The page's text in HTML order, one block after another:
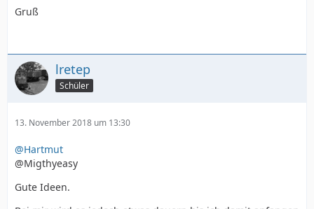
Gruß
lretep
Schüler
13. November 2018 um 13:30
@Hartmut
@Migthyeasy
Gute Ideen.